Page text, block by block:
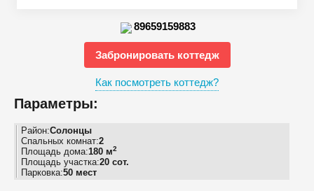
89659159883
Забронировать коттедж
Как посмотреть коттедж?
Параметры:
Район:Солонцы
Спальных комнат:2
Площадь дома:180 м2
Площадь участка:20 сот.
Парковка:50 мест